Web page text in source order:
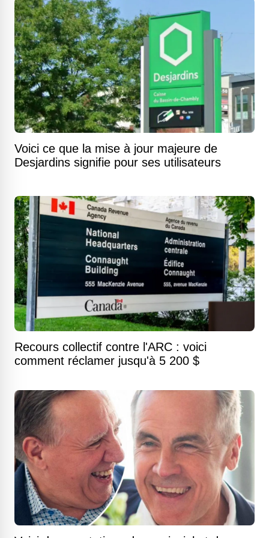
Voici ce que la mise à jour majeure de
Desjardins signifie pour ses utilisateurs
Recours collectif contre l'ARC : voici
comment réclamer jusqu'à 5 200 $